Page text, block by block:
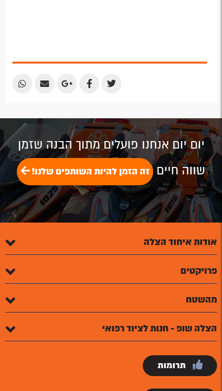
Share
Share
Share
Share
Share
יום יום אנחנו פועלים מתוך הבנה שזמן
שווה חיים זה הזמן להיות השותפים שלנו!
אודות איחוד הצלה
פרויקטים
מהשטח
הצלה שופ - חנות לציוד רפואי
תרומות